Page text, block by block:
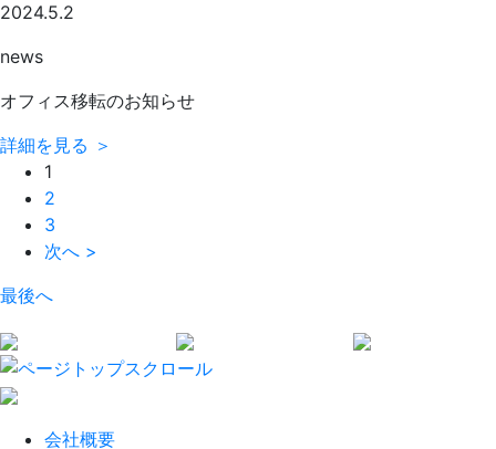
2024.5.2
news
オフィス移転のお知らせ
詳細を見る ＞
1
2
3
次へ >
最後へ
会社概要